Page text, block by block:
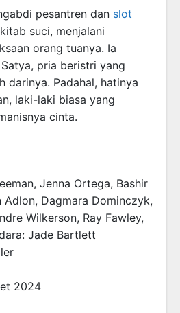
pesantren dan slot
suci, menjalani
orang tuanya. Ia
pria beristri yang
darinya. Padahal, hatinya
laki-laki biasa yang
cinta.
Jenna Ortega, Bashir
Adlon, Dagmara Dominczyk,
Wilkerson, Ray Fawley,
Jade Bartlett
2024